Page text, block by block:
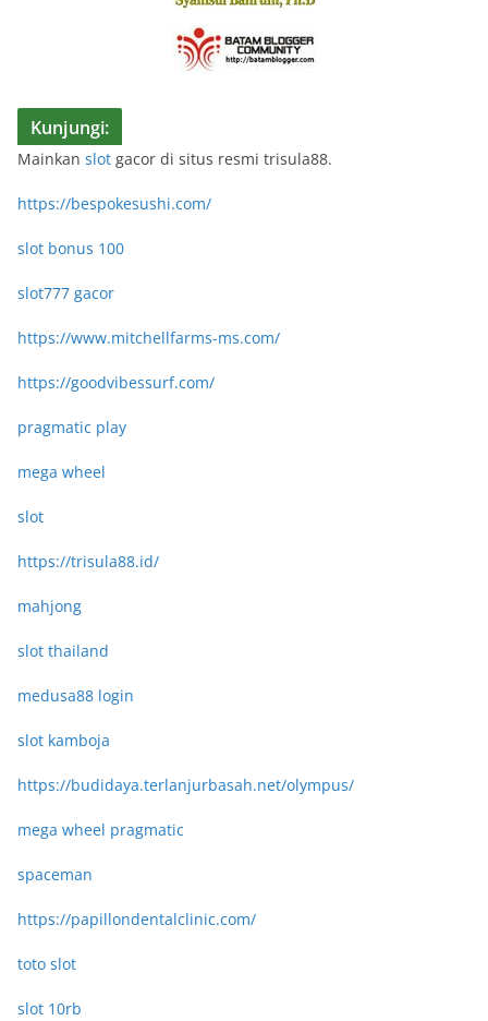
Kunjungi:
Mainkan slot gacor di situs resmi trisula88.
https://bespokesushi.com/
slot bonus 100
slot777 gacor
https://www.mitchellfarms-ms.com/
https://goodvibessurf.com/
pragmatic play
mega wheel
slot
https://trisula88.id/
mahjong
slot thailand
medusa88 login
slot kamboja
https://budidaya.terlanjurbasah.net/olympus/
mega wheel pragmatic
spaceman
https://papillondentalclinic.com/
toto slot
slot 10rb